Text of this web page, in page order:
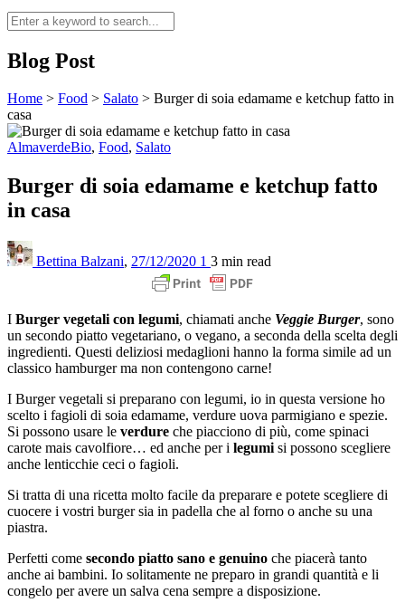
Blog Post
Home > Food > Salato > Burger di soia edamame e ketchup fatto in
casa
AlmaverdeBio, Food, Salato
Burger di soia edamame e ketchup fatto
in casa
Bettina Balzani, 27/12/2020 1 3 min read
I Burger vegetali con legumi, chiamati anche Veggie Burger, sono
un secondo piatto vegetariano, o vegano, a seconda della scelta degli
ingredienti. Questi deliziosi medaglioni hanno la forma simile ad un
classico hamburger ma non contengono carne!
I Burger vegetali si preparano con legumi, io in questa versione ho
scelto i fagioli di soia edamame, verdure uova parmigiano e spezie.
Si possono usare le verdure che piacciono di più, come spinaci
carote mais cavolfiore… ed anche per i legumi si possono scegliere
anche lenticchie ceci o fagioli.
Si tratta di una ricetta molto facile da preparare e potete scegliere di
cuocere i vostri burger sia in padella che al forno o anche su una
piastra.
Perfetti come secondo piatto sano e genuino che piacerà tanto
anche ai bambini. Io solitamente ne preparo in grandi quantità e li
congelo per avere un salva cena sempre a disposizione.